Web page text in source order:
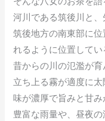
河川である筑後川と、
筑後地方の南東部に
れるように位置してい
昔からの川の氾濫が
立ち上る霧が適度に太
味が濃厚で旨みと甘み
豊富な雨量や、昼夜